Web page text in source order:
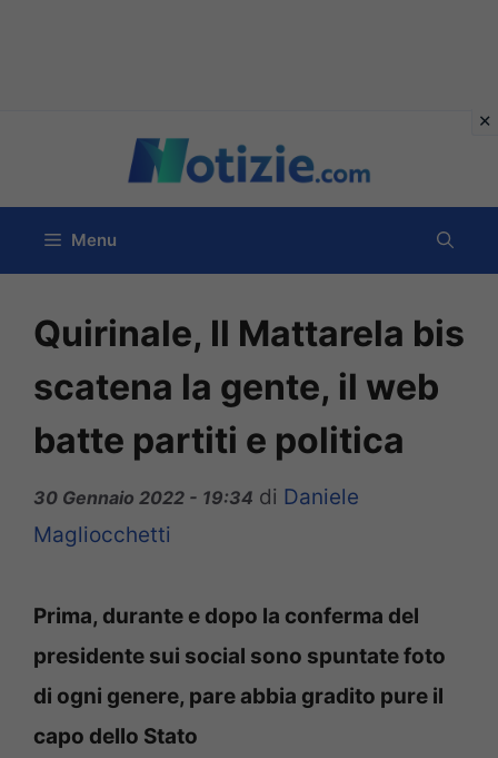
contenuto
Menu
Quirinale, Il Mattarela bis
scatena la gente, il web
batte partiti e politica
30 Gennaio 2022 - 19:34 di Daniele
Magliocchetti
Prima, durante e dopo la conferma del
presidente sui social sono spuntate foto
di ogni genere, pare abbia gradito pure il
capo dello Stato